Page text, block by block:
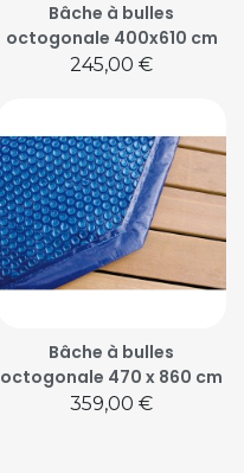
Bâche à bulles
octogonale 400x610 cm
Prix
245,00 €
Bâche à bulles
octogonale 470 x 860 cm
Prix
359,00 €